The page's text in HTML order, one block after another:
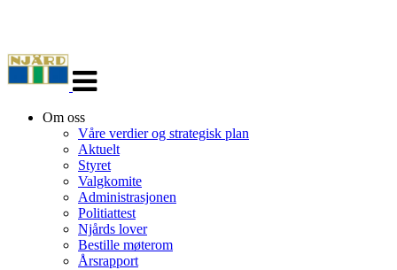
navigasjon
Om oss
Våre verdier og strategisk plan
Aktuelt
Styret
Valgkomite
Administrasjonen
Politiattest
Njårds lover
Bestille møterom
Årsrapport